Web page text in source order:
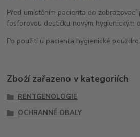
Před umístěním pacienta do zobrazovací
fosforovou destičku novým hygienickým
Po použití u pacienta hygienické
Zboží zařazeno v kategoriích
RENTGENOLOGIE
OCHRANNÉ OBALY